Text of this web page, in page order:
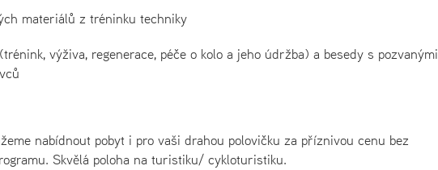
materiálů z tréninku techniky
výživa, regenerace, péče o kolo a jeho údržba) a besedy s pozvanými
nabídnout pobyt i pro vaši drahou polovičku za příznivou cenu bez
Skvělá poloha na turistiku/ cykloturistiku.